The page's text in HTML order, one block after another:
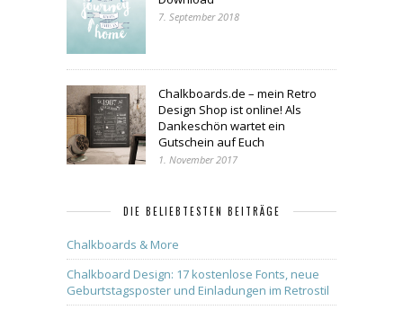
7. September 2018
Chalkboards.de – mein Retro
Design Shop ist online! Als
Dankeschön wartet ein
Gutschein auf Euch
1. November 2017
DIE BELIEBTESTEN BEITRÄGE
Chalkboards & More
Chalkboard Design: 17 kostenlose Fonts, neue
Geburtstagsposter und Einladungen im Retrostil